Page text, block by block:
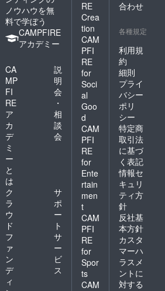
ノウハウを無
料で学ぼう
CAMPFIRE
アカデミー
CA
MP
FI
RE
ア
カ
デ
ミ
ー
と
は
説
明
会
・
相
談
会
ク
ラ
ウ
ド
フ
ァ
ン
デ
ィ
サ
ポ
ー
ト
サ
ー
ビ
ス
RE
Crea
tion
CAM
PFI
RE
for
Soci
al
Goo
d
CAM
PFI
RE
for
Ente
rtain
men
t
CAM
PFI
RE
for
Spor
ts
CAM
合わせ
各種規定
利用規
約
細則
プライ
バシー
ポリ
シー
特定商
取引法
に基づ
く表記
情報セ
キュリ
ティ方
針
反社基
本方針
カスタ
マーハ
ラスメ
ントに
対する